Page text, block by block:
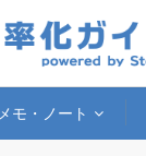
メモ・ノート